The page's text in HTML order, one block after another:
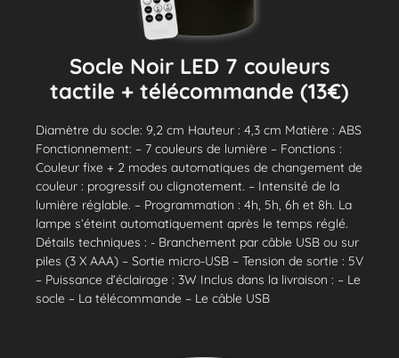
Socle Noir LED 7 couleurs
tactile + télécommande (13€)
Diamètre du socle: 9,2 cm Hauteur : 4,3 cm Matière : ABS
Fonctionnement: – 7 couleurs de lumière – Fonctions :
Couleur fixe + 2 modes automatiques de changement de
couleur : progressif ou clignotement. – Intensité de la
lumière réglable. – Programmation : 4h, 5h, 6h et 8h. La
lampe s’éteint automatiquement après le temps réglé.
Détails techniques : - Branchement par câble USB ou sur
piles (3 X AAA) – Sortie micro-USB – Tension de sortie : 5V
– Puissance d’éclairage : 3W Inclus dans la livraison : – Le
socle – La télécommande – Le câble USB